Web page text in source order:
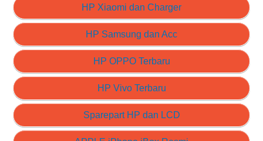
HP Xiaomi dan Charger
HP Samsung dan Acc
HP OPPO Terbaru
HP Vivo Terbaru
Sparepart HP dan LCD